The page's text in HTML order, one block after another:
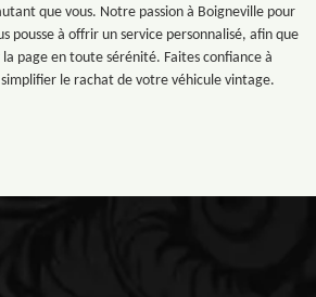
que vous. Notre passion à Boigneville pour
pousse à offrir un service personnalisé, afin que
page en toute sérénité. Faites confiance à
le rachat de votre véhicule vintage.